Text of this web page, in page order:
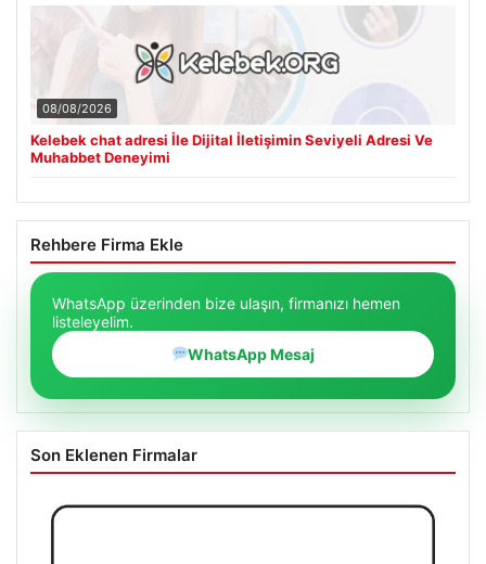
08/08/2026
Kelebek chat adresi İle Dijital İletişimin Seviyeli Adresi Ve
Muhabbet Deneyimi
Rehbere Firma Ekle
WhatsApp üzerinden bize ulaşın, firmanızı hemen
listeleyelim.
WhatsApp Mesaj
Son Eklenen Firmalar